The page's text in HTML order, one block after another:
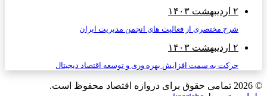
۲ اردیبهشت ۱۴۰۳
شرح مختصری از فعالیت های انجمن مدیریت ایران
۲ اردیبهشت ۱۴۰۳
حرکت به سمت افزایش بهره وری و توسعه اقتصاد دیجیتال
© 2026
تمامی حقوق برای دروازه اقتصاد محفوظ است.